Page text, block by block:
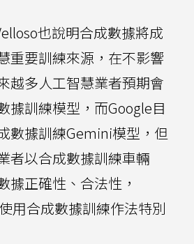
也說明合成數據將成
重要訓練來源，在不影響
越多人工智慧業者預期會
據訓練模型，而Google目
數據訓練Gemini模型，但
者以合成數據訓練車輛
據正確性、合法性，
用合成數據訓練作法特別